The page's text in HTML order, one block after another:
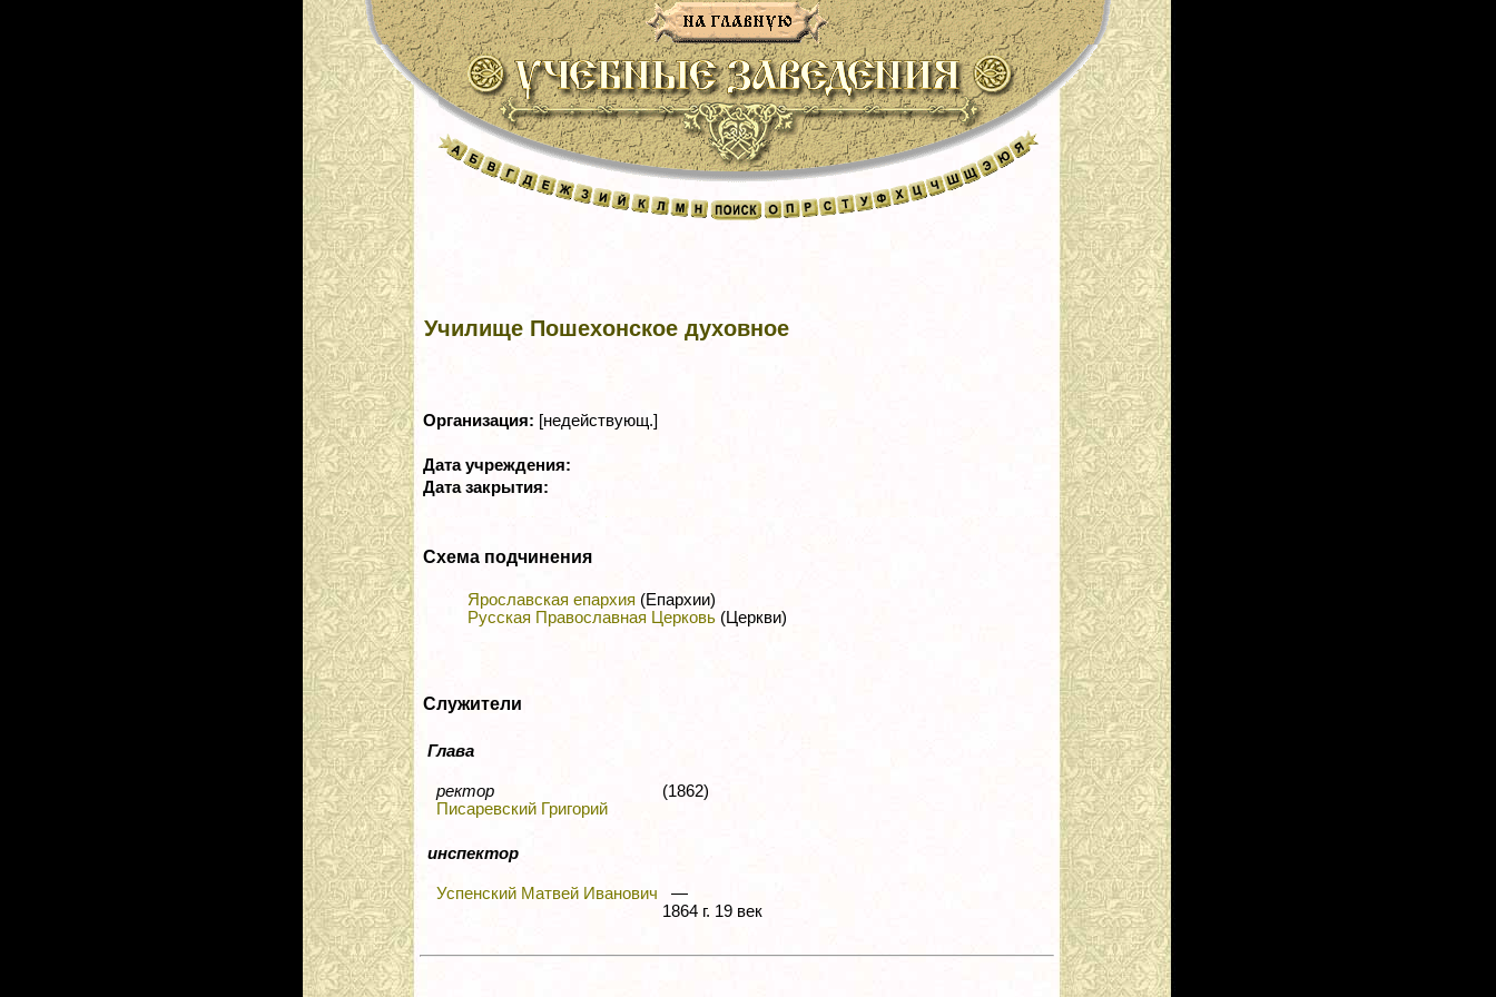
Училище Пошехонское духовное
Организация: [недействующ.]
Дата учреждения:
Дата закрытия:
Схема подчинения
Ярославская епархия (Епархии)
Русская Православная Церковь (Церкви)
Служители
Глава
ректор
Писаревский Григорий
(1862)
инспектор
Успенский Матвей Иванович
—
1864 г. 19 век